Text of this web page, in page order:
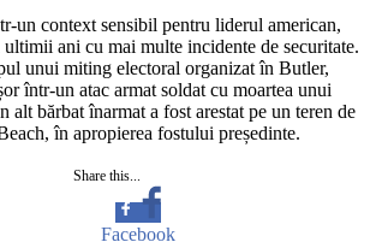
un context sensibil pentru liderul american,
ultimii ani cu mai multe incidente de securitate.
unui miting electoral organizat în Butler,
într-un atac armat soldat cu moartea unui
alt bărbat înarmat a fost arestat pe un teren de
în apropierea fostului președinte.
Share this...
Facebook